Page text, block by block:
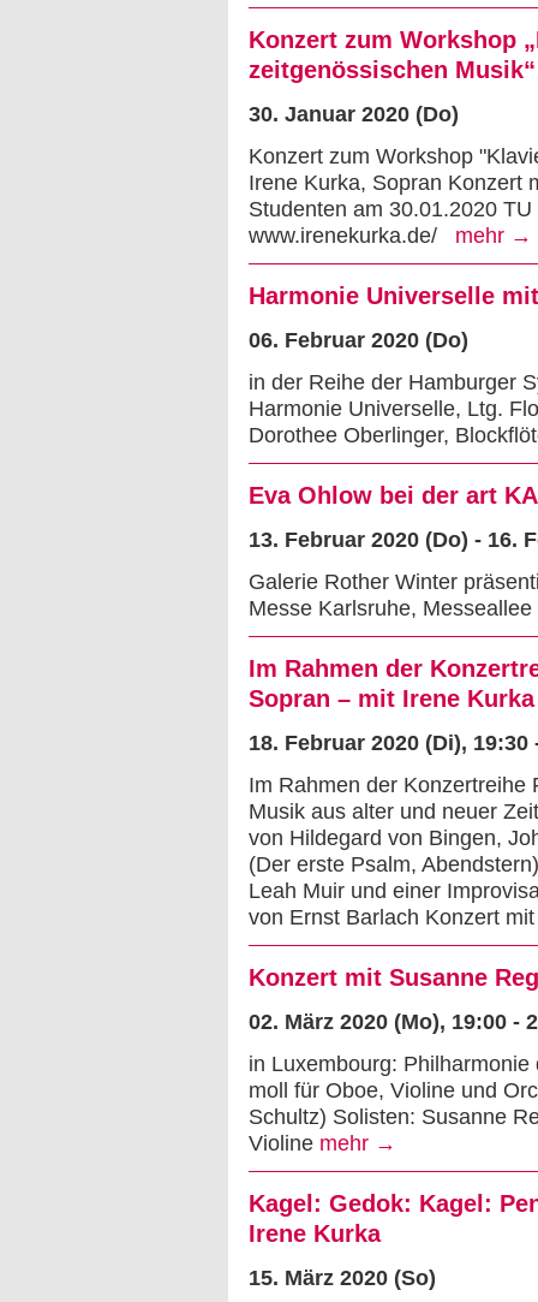
Konzert zum Workshop
zeitgenössischen
30. Januar 2020 (Do)
Konzert zum Workshop
Irene Kurka, Sopran Konzert
Studenten am 30.01.2020
www.irenekurka.de/ mehr →
Harmonie Universelle
06. Februar 2020 (Do)
in der Reihe der Hamburger
Harmonie Universelle, Ltg.
Dorothee Oberlinger,
Eva Ohlow bei der art
13. Februar 2020 (Do) - 16.
Galerie Rother Winter
Messe Karlsruhe,
Im Rahmen der
Sopran – mit Irene Kurka
18. Februar 2020 (Di), 19:30
Im Rahmen der Konzertreihe
Musik aus alter und neuer
von Hildegard von Bingen,
(Der erste Psalm,
Leah Muir und einer
von Ernst Barlach Konzert
Konzert mit Susanne
02. März 2020 (Mo), 19:00 -
in Luxembourg:
moll für Oboe, Violine und
Schultz) Solisten: Susanne
Violine mehr →
Kagel: Gedok: Kagel:
Irene Kurka
15. März 2020 (So)